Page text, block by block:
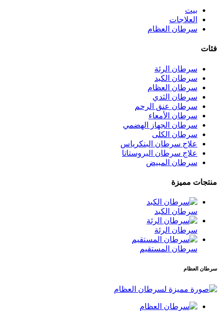
بيت
العلاجات
سرطان العظام
فئات
سرطان الرئة
سرطان الكبد
سرطان العظام
سرطان الثدي
سرطان عنق الرحم
سرطان الأمعاء
سرطان الجهاز الهضمي
سرطان الكلى
علاج سرطان البنكرياس
علاج سرطان البروستاتا
سرطان المبيض
منتجات مميزة
سرطان الكبد
سرطان الرئة
سرطان المستقيم
سرطان العظام